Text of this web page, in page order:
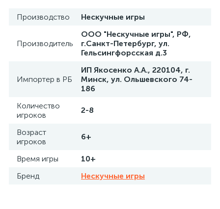
Производство Нескучные игры
Производитель
ООО "Нескучные игры", РФ,
г.Санкт-Петербург, ул.
Гельсингфорсская д.3
Импортер в РБ
ИП Якосенко А.А., 220104, г.
Минск, ул. Ольшевского 74-
186
Количество
игроков
2-8
Возраст
игроков
6+
Время игры
10+
Бренд
Нескучные игры